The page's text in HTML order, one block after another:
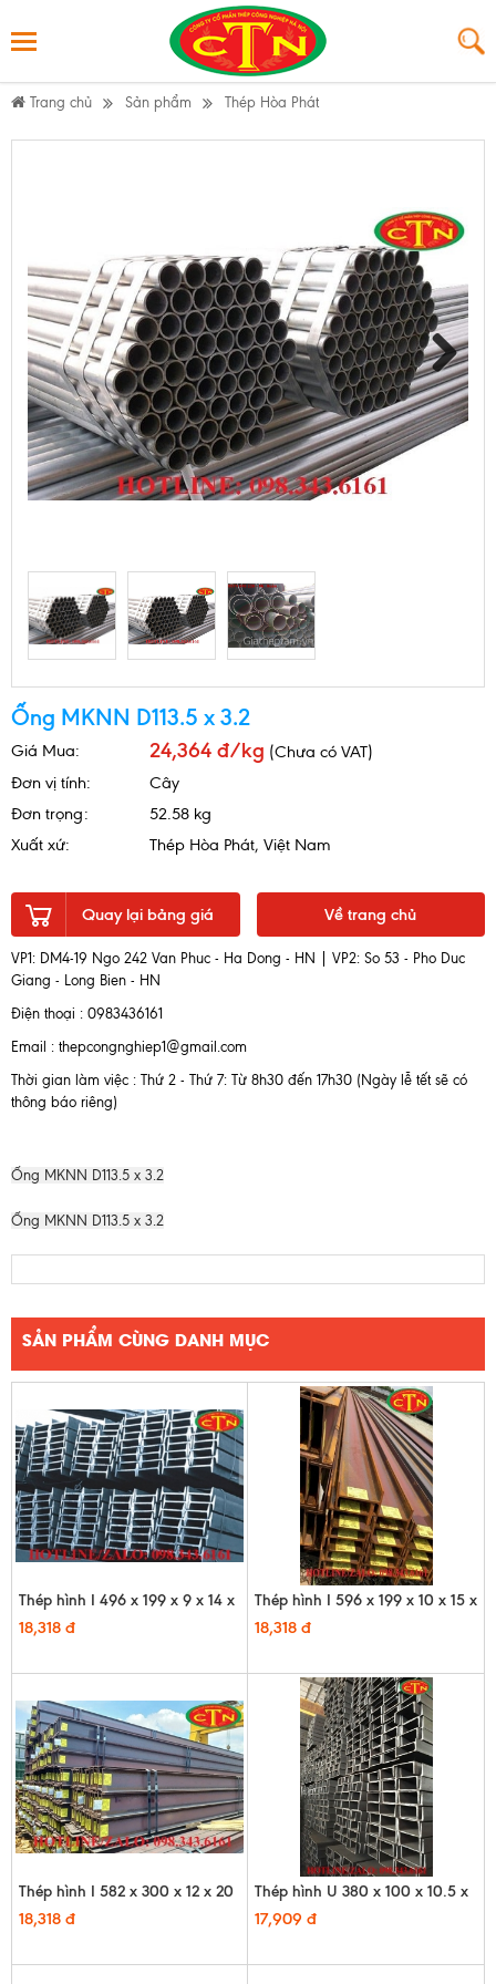
Trang chủ Sản phẩm
Thép Hòa Phát
Next
Ống MKNN D113.5 x 3.2
Giá Mua: 24,364 đ/kg (Chưa có VAT)
Đơn vị tính:
Cây
Đơn trọng:
52.58 kg
Xuất xứ:
Thép Hòa Phát, Việt Nam
Quay lại bảng giá Về trang chủ
VP1: DM4-19 Ngo 242 Van Phuc - Ha Dong - HN | VP2: So 53 - Pho Duc
Giang - Long Bien - HN
Điện thoại : 0983436161
Email : thepcongnghiep1@gmail.com
Thời gian làm việc : Thứ 2 - Thứ 7: Từ 8h30 đến 17h30 (Ngày lễ tết sẽ có
thông báo riêng)
Ống MKNN D113.5 x 3.2
Ống MKNN D113.5 x 3.2
SẢN PHẨM CÙNG DANH MỤC
Thép hình I 496 x 199 x 9 x 14 x
12m
18,318 đ
Thép hình I 596 x 199 x 10 x 15 x
12m
18,318 đ
Thép hình I 582 x 300 x 12 x 20
x 12m
18,318 đ
Thép hình U 380 x 100 x 10.5 x
16 x 12m - HQ
17,909 đ